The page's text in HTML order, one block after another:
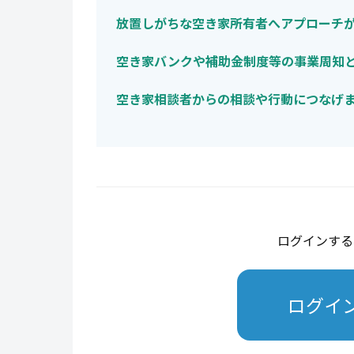
放置しがちな空き家所有者へアプローチ
空き家バンクや補助金制度等の事業周知
空き家相談者からの相談や行動につなげ
ログインす
ログイ